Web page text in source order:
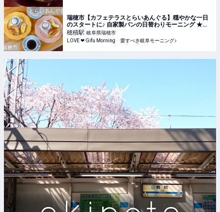
瑞穂市【カフェテラスとらいあんぐる】穏やかな一日
のスタートに♪ 自家製パンの日替わりモーニング ★岐
阜モーニング
穂積駅 岐阜県瑞穂市
LOVE ❤ Gifu Morning 愛すべき岐阜モーニング♪